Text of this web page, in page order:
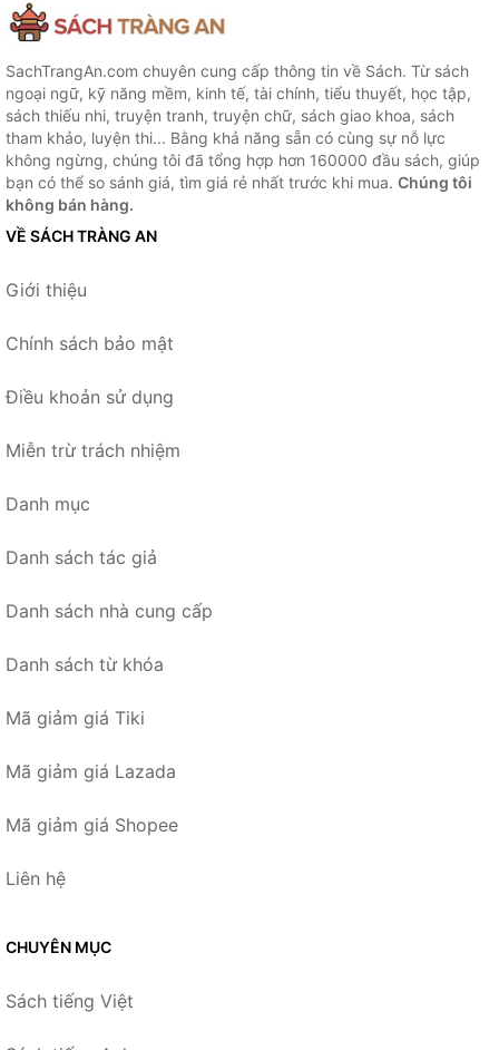
SachTrangAn.com chuyên cung cấp thông tin về Sách. Từ sách
ngoại ngữ, kỹ năng mềm, kinh tế, tài chính, tiểu thuyết, học tập,
sách thiếu nhi, truyện tranh, truyện chữ, sách giao khoa, sách
tham khảo, luyện thi... Bằng khả năng sẵn có cùng sự nỗ lực
không ngừng, chúng tôi đã tổng hợp hơn 160000 đầu sách, giúp
bạn có thể so sánh giá, tìm giá rẻ nhất trước khi mua. Chúng tôi
không bán hàng.
VỀ SÁCH TRÀNG AN
Giới thiệu
Chính sách bảo mật
Điều khoản sử dụng
Miễn trừ trách nhiệm
Danh mục
Danh sách tác giả
Danh sách nhà cung cấp
Danh sách từ khóa
Mã giảm giá Tiki
Mã giảm giá Lazada
Mã giảm giá Shopee
Liên hệ
CHUYÊN MỤC
Sách tiếng Việt